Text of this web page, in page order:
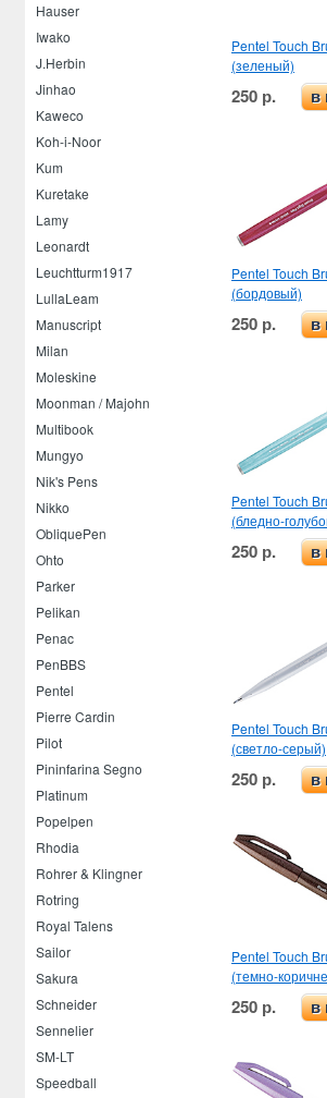
Hauser
Iwako
J.Herbin
Jinhao
Kaweco
Koh-i-Noor
Kum
Kuretake
Lamy
Leonardt
Leuchtturm1917
LullaLeam
Manuscript
Milan
Moleskine
Moonman / Majohn
Multibook
Mungyo
Nik's Pens
Nikko
ObliquePen
Ohto
Parker
Pelikan
Penac
PenBBS
Pentel
Pierre Cardin
Pilot
Pininfarina Segno
Platinum
Popelpen
Rhodia
Rohrer & Klingner
Rotring
Royal Talens
Sailor
Sakura
Schneider
Sennelier
SM-LT
Speedball
Pentel Touch
(зеленый)
250 р. в
Pentel Touch
(бордовый)
250 р. в
Pentel Touch
(бледно-
250 р. в
Pentel Touch
(светло-серый)
250 р. в
Pentel Touch
(темно-
250 р. в